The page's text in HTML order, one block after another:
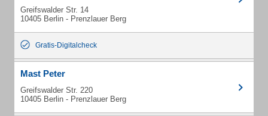
Greifswalder Str. 14
10405 Berlin - Prenzlauer Berg
Gratis-Digitalcheck
Mast Peter
Greifswalder Str. 220
10405 Berlin - Prenzlauer Berg